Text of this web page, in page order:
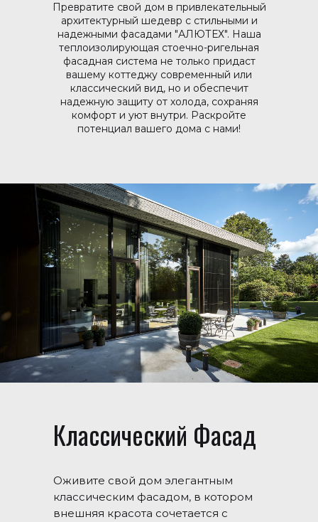
Превратите свой дом в привлекательный
архитектурный шедевр с стильными и
надежными фасадами "АЛЮТЕХ". Наша
теплоизолирующая стоечно-ригельная
фасадная система не только придаст
вашему коттеджу современный или
классический вид, но и обеспечит
надежную защиту от холода, сохраняя
комфорт и уют внутри. Раскройте
потенциал вашего дома с нами!
Классический Фасад
Оживите свой дом элегантным
классическим фасадом, в котором
внешняя красота сочетается с